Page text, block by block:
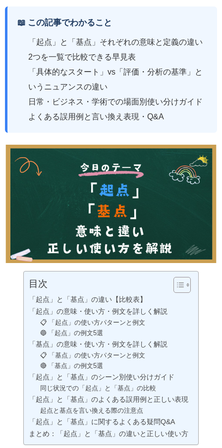
📖 この記事でわかること
「起点」と「基点」それぞれの意味と定義の違い
2つを一覧で比較できる早見表
「具体的なスタート」vs「評価・分析の基準」と
いうニュアンスの違い
日常・ビジネス・学術での場面別使い分けガイド
よくある誤用例と言い換え表現・Q&A
目次
「起点」と「基点」の違い【比較表】
「起点」の意味・使い方・例文を詳しく解説
📋 「起点」の使い方パターンと例文
🔵 「起点」の例文5選
「基点」の意味・使い方・例文を詳しく解説
📋 「基点」の使い方パターンと例文
🔴 「基点」の例文5選
「起点」と「基点」のシーン別使い分けガイド
同じ状況での「起点」と「基点」の比較
「起点」と「基点」のよくある誤用例と正しい表現
起点と基点を言い換える際の注意点
「起点」と「基点」に関するよくある疑問Q&A
まとめ：「起点」と「基点」の違いと正しい使い方